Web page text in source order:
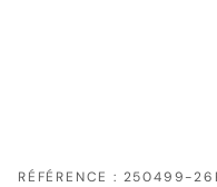
RÉFÉRENCE : 250499-